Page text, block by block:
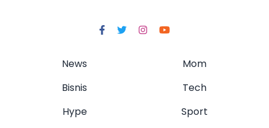
News
Bisnis
Hype
Mom
Tech
Sport